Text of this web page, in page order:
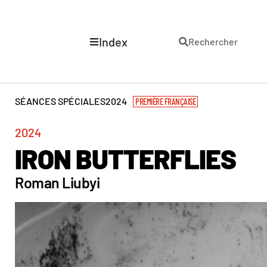
Rechercher
Index
SÉANCES SPÉCIALES2024 PREMIÈRE FRANÇAISE
2024
IRON BUTTERFLIES
Roman Liubyi